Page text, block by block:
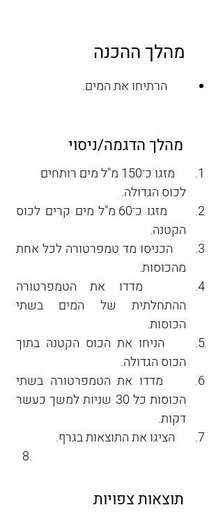
מהלך ההכנה
הרתיחו את המים.
מהלך הדגמה/ניסוי
מזגו כ־150 מ"ל מים רותחים
לכוס הגדולה.
הקטנה.
מהכוסות.
הכוסות.
הכוס הגדולה.
דקות.
הציגו את התוצאות בגרף.
תוצאות צפויות